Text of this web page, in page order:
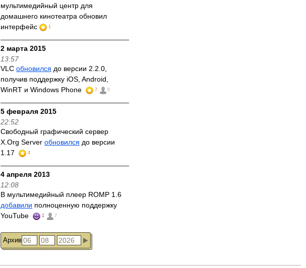
мультимедийный центр для
домашнего кинотеатра обновил
интерфейс
1
2 марта 2015
13:57
VLCобновился до версии 2.2.0,
получив поддержку iOS, Android,
WinRT и Windows Phone
7 6
5 февраля 2015
22:52
Свободный графический сервер
X.Org Serverобновился до версии
1.17
4
4 апреля 2013
12:08
В мультимедийный плеер ROMP 1.6
добавили полноценную поддержку
YouTube
1 7
Архив